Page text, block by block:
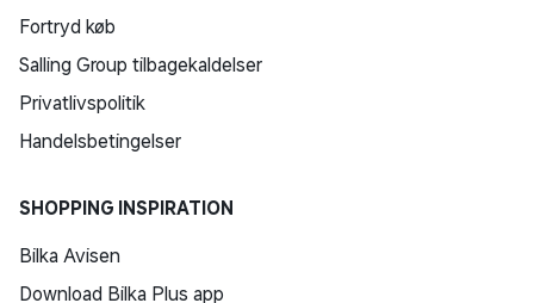
Fortryd køb
Salling Group tilbagekaldelser
Privatlivspolitik
Handelsbetingelser
SHOPPING INSPIRATION
Bilka Avisen
Download Bilka Plus app